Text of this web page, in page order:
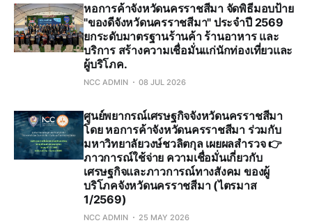
หอการค้าจังหวัดนครราชสีมา จัดพิธีมอบป้าย
"ของดีจังหวัดนครราชสีมา" ประจำปี 2569
ยกระดับมาตรฐานร้านค้า ร้านอาหาร และ
บริการ สร้างความเชื่อมั่นแก่นักท่องเที่ยวและ
ผู้บริโภค.
NCC ADMIN 08 JUL 2026
ศูนย์พยากรณ์เศรษฐกิจจังหวัดนครราชสีมา
โดย หอการค้าจังหวัดนครราชสีมา ร่วมกับ
มหาวิทยาลัยวงษ์ชวลิตกุล เผยผลสำรวจ 👉
ภาวการณ์ใช้จ่าย ความเชื่อมั่นเกี่ยวกับ
เศรษฐกิจและภาวการณ์ทางสังคม ของผู้
บริโภคจังหวัดนครราชสีมา (ไตรมาส
1/2569)
NCC ADMIN 25 MAY 2026